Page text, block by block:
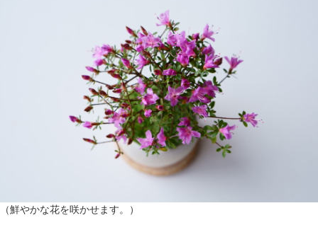
（鮮やかな花を咲かせます。）